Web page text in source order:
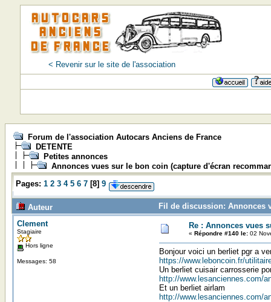
< Revenir sur le site de l'association
Forum de l'association Autocars Anciens de France
DETENTE
Petites annonces
Annonces vues sur le bon coin (capture d'écran
Pages: 1 2 3 4 5 6 7 [8] 9
Auteur
Fil de discussion: Annonces
Clement
Stagiaire
Hors ligne
Messages: 58
Re : Annonces vues
« Répondre #140 le: 02
Bonjour voici un berliet pgr a
https://www.leboncoin.fr/
Un berliet cuisair carrosserie
http://www.lesanciennes.com/
Et un berliet airlam
http://www.lesanciennes.com/